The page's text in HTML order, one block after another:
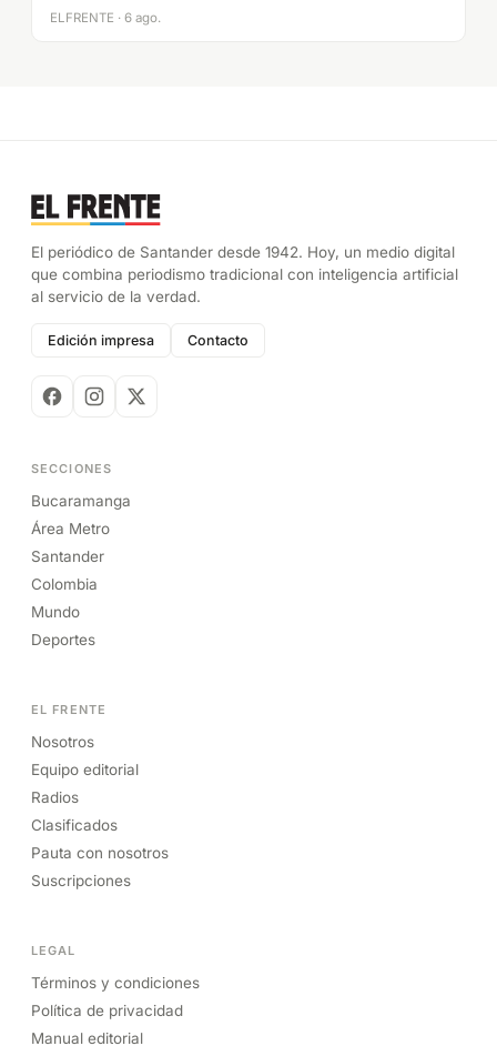
ELFRENTE · 6 ago.
El periódico de Santander desde 1942. Hoy, un medio digital
que combina periodismo tradicional con inteligencia artificial
al servicio de la verdad.
Edición impresa Contacto
SECCIONES
Bucaramanga
Área Metro
Santander
Colombia
Mundo
Deportes
EL FRENTE
Nosotros
Equipo editorial
Radios
Clasificados
Pauta con nosotros
Suscripciones
LEGAL
Términos y condiciones
Política de privacidad
Manual editorial